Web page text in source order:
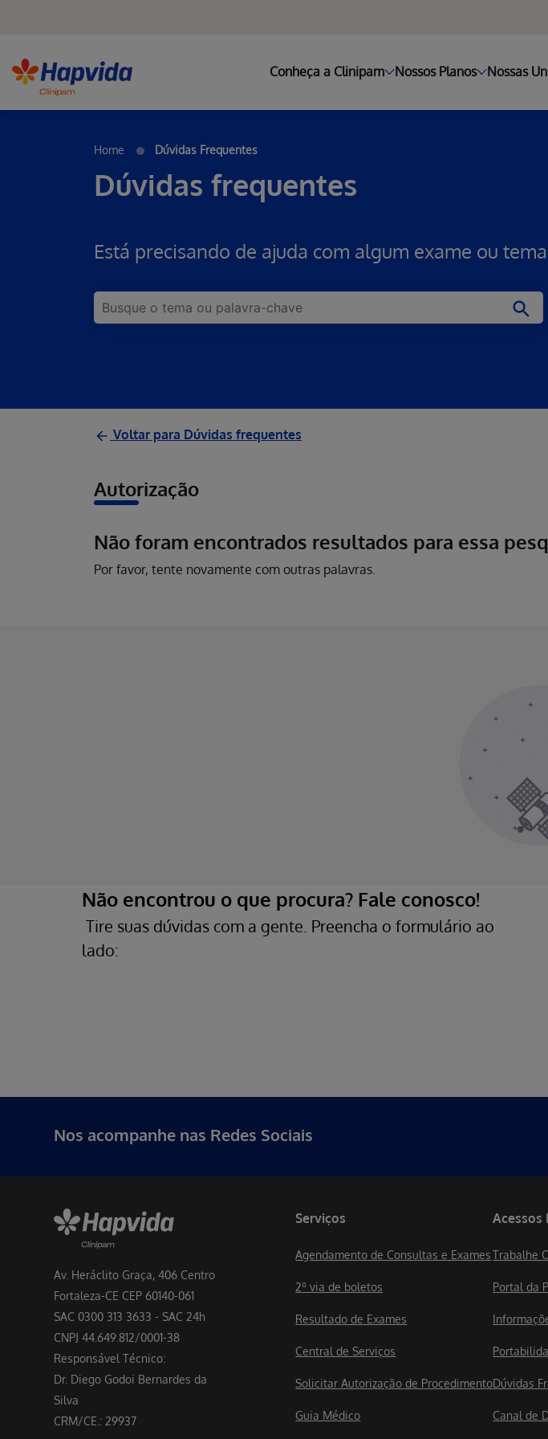
Conheça a Clinipam Nossos Planos Nossas
Home Dúvidas Frequentes
Dúvidas frequentes
Está precisando de ajuda com algum exame ou
Voltar para Dúvidas frequentes
Autorização
Não foram encontrados resultados para essa
Por favor, tente novamente com outras palavras.
Não encontrou o que procura? Fale conosco!
Tire suas dúvidas com a gente. Preencha o formulário ao
lado:
Nos acompanhe nas Redes Sociais
Av. Heráclito Graça, 406 Centro
Fortaleza-CE CEP 60140-061
SAC 0300 313 3633 - SAC 24h
CNPJ 44.649.812/0001-38
Responsável Técnico:
Dr. Diego Godoi Bernardes da
Silva
CRM/CE.: 29937
Serviços
Agendamento de Consultas e Exames
2º via de boletos
Resultado de Exames
Central de Serviços
Solicitar Autorização de Procedimento
Guia Médico
Acessos
Trabalhe
Portal da
Dúvidas
Canal de